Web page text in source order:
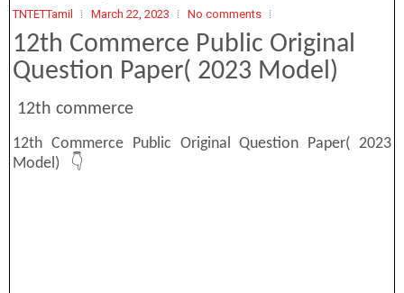
TNTETTamil March 22, 2023 No comments
12th Commerce Public Original
Question Paper( 2023 Model)
12th commerce
12th Commerce Public Original Question Paper( 2023
Model) 👇